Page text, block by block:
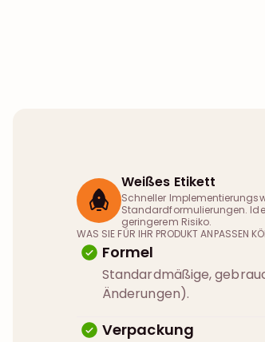
Weißes Etikett
Schneller
Standardformulierungen.
geringerem Risiko.
WAS SIE FÜR IHR PRODUKT ANPASSEN
Formel
Standardmäßige,
Änderungen).
Verpackung